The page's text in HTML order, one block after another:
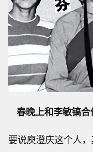
春晚上和李敏镐合
要说庾澄庆这个人，